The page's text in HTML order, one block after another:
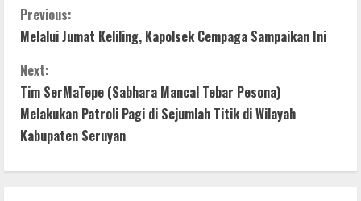
a
c
e
b
o
o
k
w
i
t
e
r
h
a
s
A
p
p
e
s
e
n
g
e
h
a
e
C
o
n
t
Previous:
Melalui Jumat Keliling, Kapolsek Cempaga Sampaikan Ini
Next:
Tim SerMaTepe (Sabhara Mancal Tebar Pesona)
Melakukan Patroli Pagi di Sejumlah Titik di Wilayah
Kabupaten Seruyan